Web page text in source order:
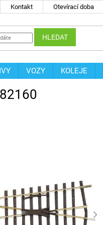
Kontakt Otevírací doba
HLEDAT
VOZY KOLEJE